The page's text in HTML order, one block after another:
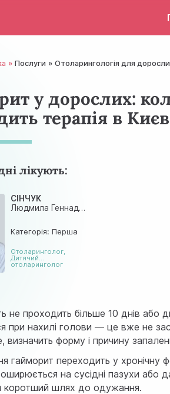
Послуги Отолaрингологія для
у дорослих:
терапія в
лікують:
СІНЧУК
Людмила Геннадіївна
Категорія: Перша
Отоларинголог,
Дитячий
отоларинголог
проходить більше 10 днів або
при нахилі голови — це вже не
визначить форму і причину
гайморит переходить у хронічну
на сусідні пазухи або
коротший шлях до одужання.